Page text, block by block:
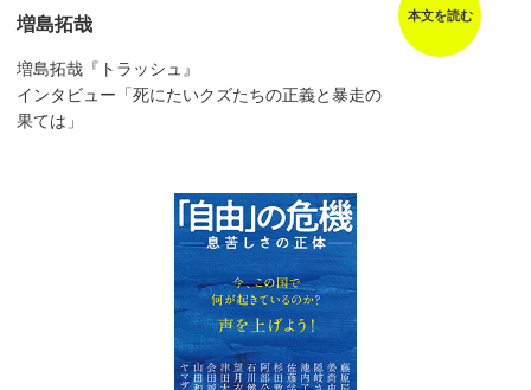
増島拓哉
増島拓哉『トラッシュ』
インタビュー「死にたいクズたちの正義と暴走の
果ては」
本文を読む